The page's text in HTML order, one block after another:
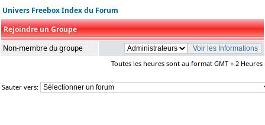
Univers Freebox Index du Forum
Rejoindre un Groupe
Non-membre du groupe
Toutes les heures sont au format GMT + 2 Heures
Sauter vers: